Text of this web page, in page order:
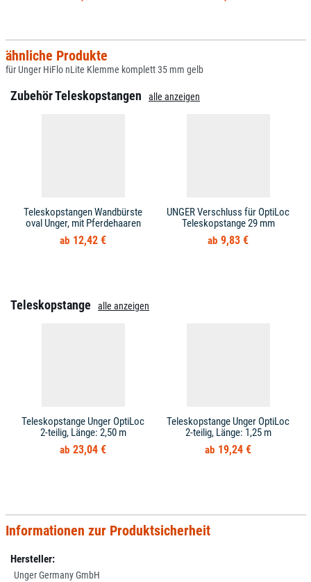
ähnliche Produkte
für Unger HiFlo nLite Klemme komplett 35 mm gelb
Zubehör Teleskopstangen alle anzeigen
Teleskopstangen Wandbürste
oval Unger, mit Pferdehaaren
12,42 €
UNGER Verschluss für OptiLoc
Teleskopstange 29 mm
9,83 €
Teleskopstange alle anzeigen
Teleskopstange Unger OptiLoc
2-teilig, Länge: 2,50 m
23,04 €
Teleskopstange Unger OptiLoc
2-teilig, Länge: 1,25 m
19,24 €
Informationen zur Produktsicherheit
Hersteller:
Unger Germany GmbH